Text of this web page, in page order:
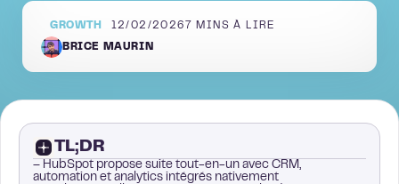
GROWTH 12/02/2026 7 MINS À LIRE
BRICE MAURIN
TL;DR
– HubSpot propose suite tout-en-un avec CRM,
automation et analytics intégrés nativement